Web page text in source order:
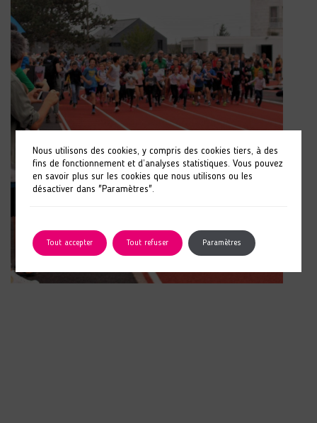
Nous utilisons des cookies, y compris des cookies tiers, à des
fins de fonctionnement et d’analyses statistiques. Vous pouvez
en savoir plus sur les cookies que nous utilisons ou les
désactiver dans "Paramètres".
Tout accepter Tout refuser Paramètres